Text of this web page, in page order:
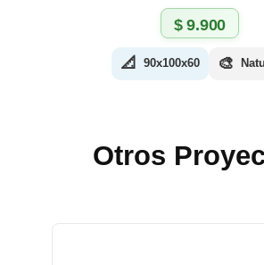
$9.900
📐 90x100x60 🎨
Otros